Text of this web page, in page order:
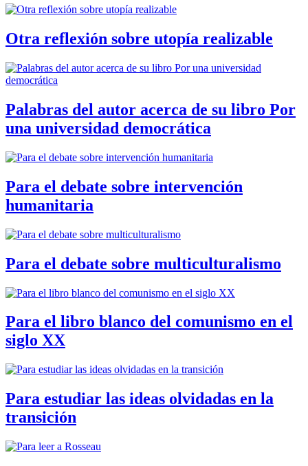
Otra reflexión sobre utopía realizable
Palabras del autor acerca de su libro Por
una universidad democrática
Para el debate sobre intervención
humanitaria
Para el debate sobre multiculturalismo
Para el libro blanco del comunismo en el
siglo XX
Para estudiar las ideas olvidadas en la
transición